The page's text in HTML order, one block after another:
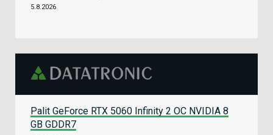
5.8.2026
Palit GeForce RTX 5060 Infinity 2 OC NVIDIA 8
GB GDDR7